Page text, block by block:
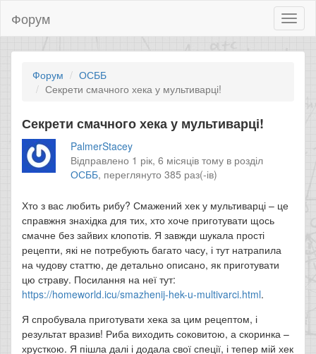
Форум
Форум
ОСББ
Секрети смачного хека у мультиварці!
Секрети смачного хека у мультиварці!
PalmerStacey
Відправлено 1 рік, 6 місяців тому в розділ
ОСББ, переглянуто 385 раз(-ів)
Хто з вас любить рибу? Смажений хек у мультиварці – це
справжня знахідка для тих, хто хоче приготувати щось
смачне без зайвих клопотів. Я завжди шукала прості
рецепти, які не потребують багато часу, і тут натрапила
на чудову статтю, де детально описано, як приготувати
цю страву. Посилання на неї тут:
https://homeworld.icu/smazhenij-hek-u-multivarci.html.
Я спробувала приготувати хека за цим рецептом, і
результат вразив! Риба виходить соковитою, а скоринка –
хрусткою. Я пішла далі і додала свої спеції, і тепер мій хек